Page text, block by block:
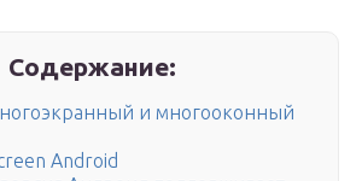
Содержание:
и многооконный
Android